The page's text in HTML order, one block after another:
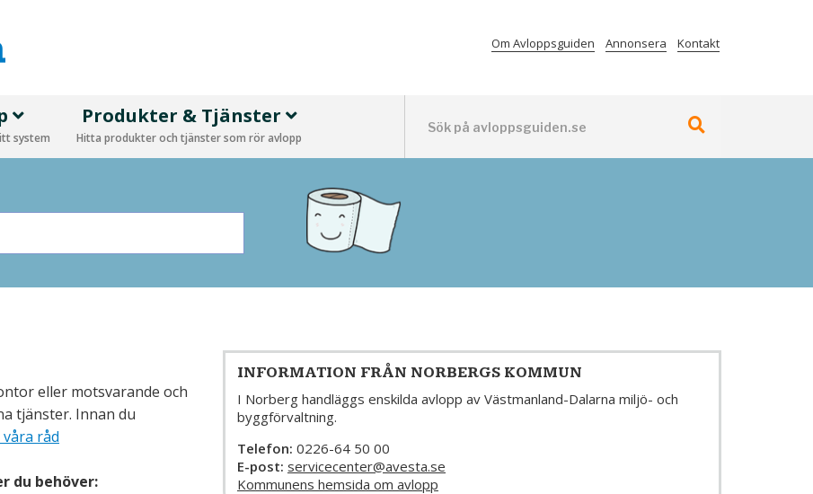
Om Avloppsguiden Annonsera Kontakt
system
Produkter & Tjänster
Hitta produkter och tjänster som rör avlopp
eller motsvarande och
tjänster. Innan du
våra råd
du behöver:
INFORMATION FRÅN NORBERGS KOMMUN
I Norberg handläggs enskilda avlopp av Västmanland-Dalarna miljö- och
byggförvaltning.
Telefon: 0226-64 50 00
E-post: servicecenter@avesta.se
Kommunens hemsida om avlopp